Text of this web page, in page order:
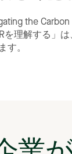
the Carbon
を理解する」は
す。